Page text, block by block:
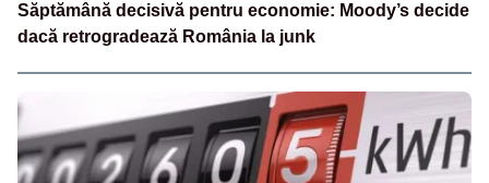
Săptămână decisivă pentru economie: Moody’s decide
dacă retrogradează România la junk